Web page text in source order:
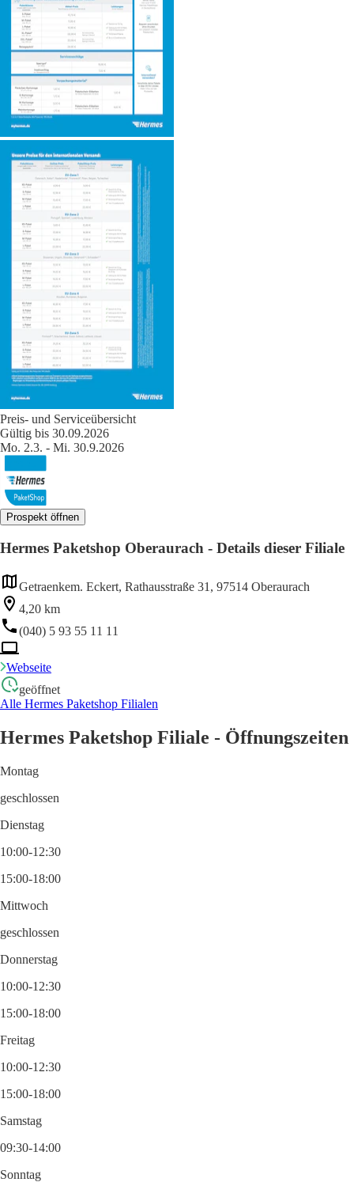
Preis- und Serviceübersicht
Gültig bis 30.09.2026
Mo. 2.3. - Mi. 30.9.2026
Prospekt öffnen
Hermes Paketshop Oberaurach - Details dieser Filiale
Getraenkem. Eckert, Rathausstraße 31, 97514 Oberaurach
4,20 km
(040) 5 93 55 11 11
Webseite
geöffnet
Alle Hermes Paketshop Filialen
Hermes Paketshop Filiale - Öffnungszeiten
Montag
geschlossen
Dienstag
10:00-12:30
15:00-18:00
Mittwoch
geschlossen
Donnerstag
10:00-12:30
15:00-18:00
Freitag
10:00-12:30
15:00-18:00
Samstag
09:30-14:00
Sonntag